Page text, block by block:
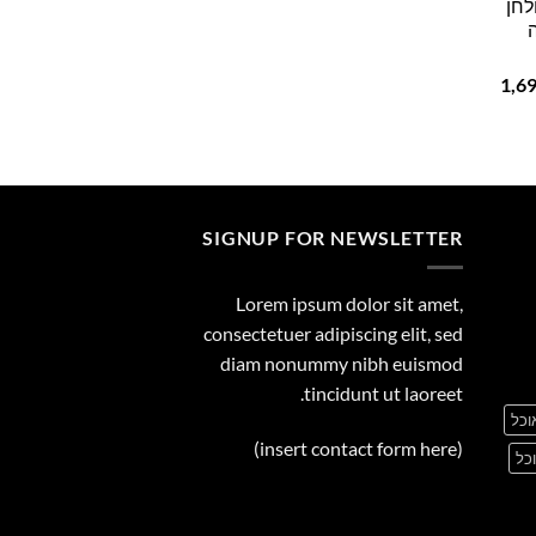
המחיר
SIGNUP FOR NEWSLETTER
Lorem ipsum dolor sit amet,
consectetuer adipiscing elit, sed
diam nonummy nibh euismod
tincidunt ut laoreet.
(insert contact form here)